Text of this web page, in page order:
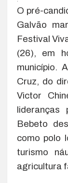
O pré-
Galvão
Festival
(26), em
município.
Cruz, do
Victor
Bebeto
como polo
turismo
agricultura